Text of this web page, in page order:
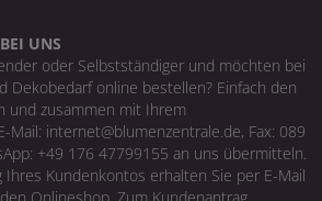
UNS
oder Selbstständiger und möchten bei
Dekobedarf online bestellen? Einfach den
und zusammen mit Ihrem
Mail: internet@blumenzentrale.de, Fax: 089
+49 176 47799155 an uns übermitteln.
Ihres Kundenkontos erhalten Sie per E-Mail
Onlineshop. Zum Kundenantrag